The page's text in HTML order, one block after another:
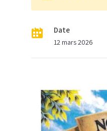
Date
12 mars 2026